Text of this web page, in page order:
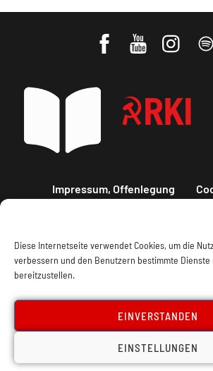
Diese Internetseite verwendet Cookies, um die
verbessern und den Benutzern bestimmte Dienste
bereitzustellen.
EINVERSTANDEN
EINSTELLUNGEN
Impressum, Offenlegung